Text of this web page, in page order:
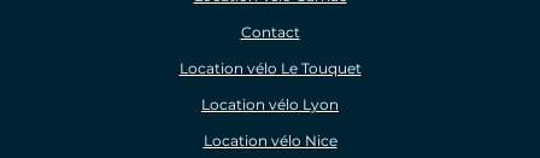
Contact
Location vélo Le Touquet
Location vélo Lyon
Location vélo Nice